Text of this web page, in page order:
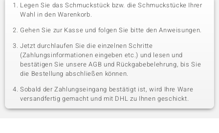
Legen Sie das Schmuckstück bzw. die Schmuckstücke Ihrer
Wahl in den Warenkorb.
Gehen Sie zur Kasse und folgen Sie bitte den Anweisungen.
Jetzt durchlaufen Sie die einzelnen Schritte
(Zahlungsinformationen eingeben etc.) und lesen und
bestätigen Sie unsere AGB und Rückgabebelehrung, bis Sie
die Bestellung abschließen können.
Sobald der Zahlungseingang bestätigt ist, wird Ihre Ware
versandfertig gemacht und mit DHL zu Ihnen geschickt.